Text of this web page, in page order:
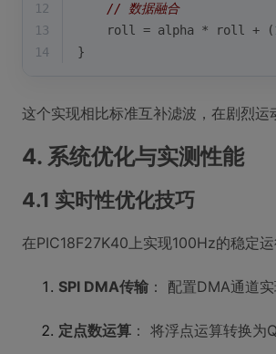
12
// 数据融合
13
    roll = alpha * roll + (
14
}
这个实现相比标准互补滤波，在剧烈
4. 系统优化与实测性能
4.1 实时性优化技巧
在PIC18F27K40上实现100Hz的稳定运
SPI DMA传输 ： 配置DMA通道
定点数运算 ： 将浮点运算转换为